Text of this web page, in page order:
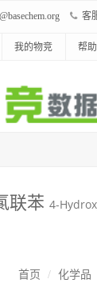
客
我的物竞 帮
联苯 4-
首页 化学品